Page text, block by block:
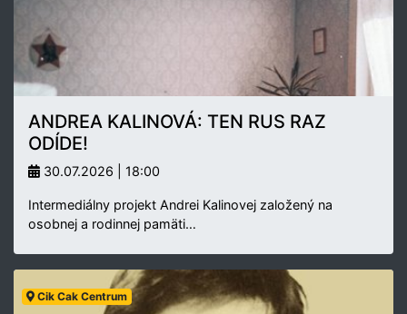
ANDREA KALINOVÁ: TEN RUS RAZ
ODÍDE!
30.07.2026 | 18:00
Intermediálny projekt Andrei Kalinovej založený na
osobnej a rodinnej pamäti…
Cik Cak Centrum